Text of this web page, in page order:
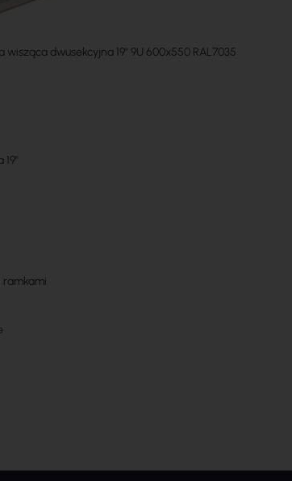
wisząca dwusekcyjna 19" 9U 600x550 RAL7035
19"
ramkami